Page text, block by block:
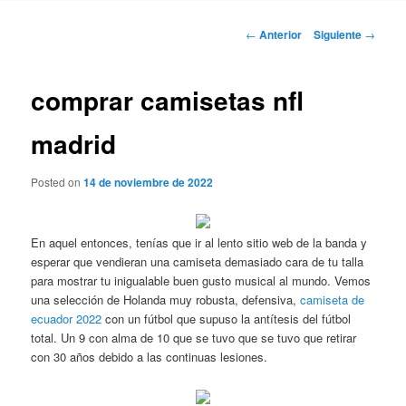
Navegación
← Anterior Siguiente →
comprar camisetas nfl
madrid
Posted on14 de noviembre de 2022
En aquel entonces, tenías que ir al lento sitio web de la banda y
esperar que vendieran una camiseta demasiado cara de tu talla
para mostrar tu inigualable buen gusto musical al mundo. Vemos
una selección de Holanda muy robusta, defensiva,camiseta de
ecuador 2022 con un fútbol que supuso la antítesis del fútbol
total. Un 9 con alma de 10 que se tuvo que se tuvo que retirar
con 30 años debido a las continuas lesiones.